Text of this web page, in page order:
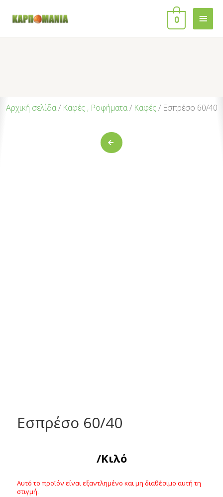
0
Αρχική σελίδα/ Καφές , Ροφήματα/ Καφές / Εσπρέσο 60/40
Εσπρέσο 60/40
/Κιλό
Αυτό το προϊόν είναι εξαντλημένο και μη διαθέσιμο αυτή τη
στιγμή.